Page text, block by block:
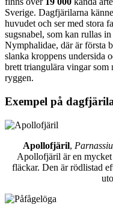
Sverige. Dagfjärilarna
huvudet och ser med stora
sugsnabel, som kan rullas
Nymphalidae, där är första
slanka kroppens undersida
brett triangulära vingar som
ryggen.
Exempel på
Apollofjäril,
Apollofjäril är en
fläckar. Den är rödlistad